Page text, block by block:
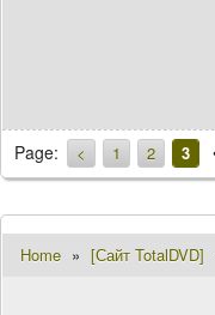
Page: < 1 2 3
Home » [Сайт TotalDVD]